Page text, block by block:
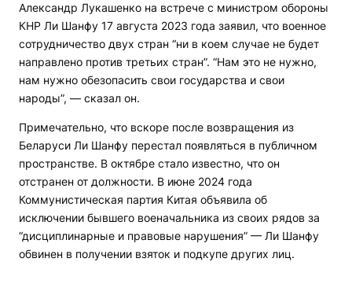
Александр Лукашенко на встрече с министром обороны
КНР Ли Шанфу 17 августа 2023 года заявил, что военное
сотрудничество двух стран “ни в коем случае не будет
направлено против третьих стран”. “Нам это не нужно,
нам нужно обезопасить свои государства и свои
народы”, — сказал он.
Примечательно, что вскоре после возвращения из
Беларуси Ли Шанфу перестал появляться в публичном
пространстве. В октябре стало известно, что он
отстранен от должности. В июне 2024 года
Коммунистическая партия Китая объявила об
исключении бывшего военачальника из своих рядов за
“дисциплинарные и правовые нарушения” — Ли Шанфу
обвинен в получении взяток и подкупе других лиц.